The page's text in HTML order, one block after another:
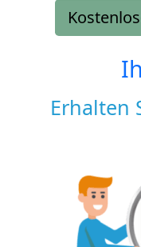
Erhalten